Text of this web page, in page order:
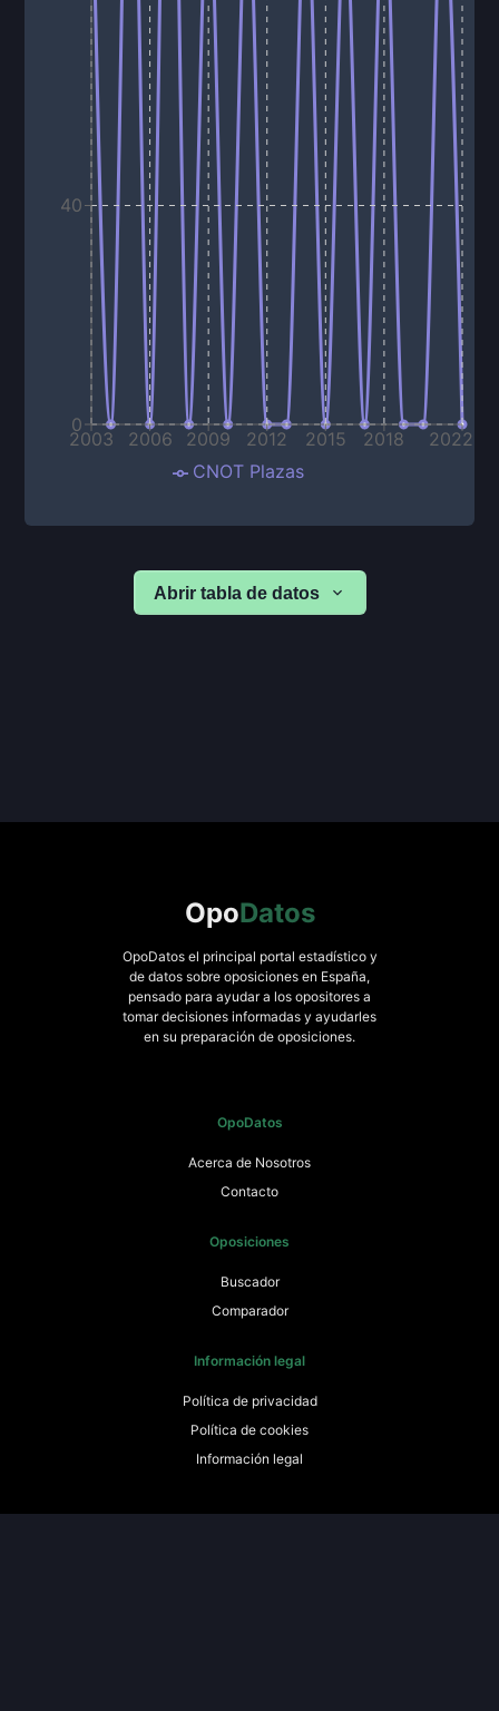
2003 2006 2009 2012 2015 2018 2022
0
40
CNOT Plazas
Abrir tabla de datos
OpoDatos
OpoDatos el principal portal estadístico y
de datos sobre oposiciones en España,
pensado para ayudar a los opositores a
tomar decisiones informadas y ayudarles
en su preparación de oposiciones.
OpoDatos
Acerca de Nosotros
Contacto
Oposiciones
Buscador
Comparador
Información legal
Política de privacidad
Política de cookies
Información legal